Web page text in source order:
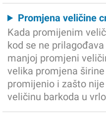
Promjena veličine
Kada promijenim
kod se ne
manjoj promjeni
velika promjena
promijenio i zašto
veličinu barkoda u